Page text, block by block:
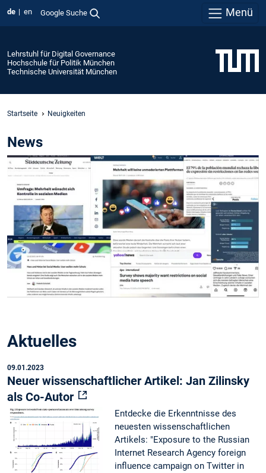
de en Google Suche Menü
Lehrstuhl für Digital Governance
Hochschule für Politik München
Technische Universität München
Startseite Neuigkeiten
News
Aktuelles
09.01.2023
Neuer wissenschaftlicher Artikel: Jan Zilinsky
als Co-Autor
Entdecke die Erkenntnisse des
neuesten wissenschaftlichen
Artikels: "Exposure to the Russian
Internet Research Agency foreign
influence campaign on Twitter in